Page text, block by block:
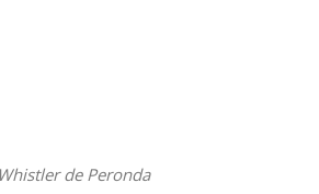
Whistler de Peronda